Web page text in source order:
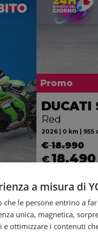
Promo
Red
2026 | 0 km | 955
€ 18.990
€18.490
a misura di
che le persone entrino a
unica, magnetica,
e ottimizzare i contenuti